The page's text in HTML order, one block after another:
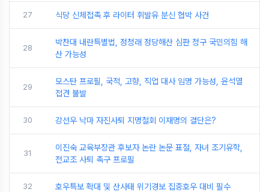
27 식당 신체접촉 후 라이터 휘발유 분신 협박 사건
28
박찬대 내란특별법, 정청래 정당해산 심판 청구 국민의힘 해
산 가능성
29
모스탄 프로필, 국적, 고향, 직업 대사 임명 가능성, 윤석열
접견 불발
30 강선우 낙마 자진사퇴 지명철회 이재명의 결단은?
31
이진숙 교육부장관 후보자 논란 논문 표절, 자녀 조기유학,
전교조 사퇴 촉구 프로필
32 호우특보 확대 및 산사태 위기경보 집중호우 대비 필수